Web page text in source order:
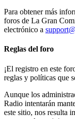
Para obtener más
foros de La Gran
electrónico a
Reglas del foro
¡El registro en este
reglas y políticas que
Aunque los
Radio intentarán
este sitio, nos resulta